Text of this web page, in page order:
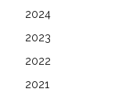
2024
2023
2022
2021